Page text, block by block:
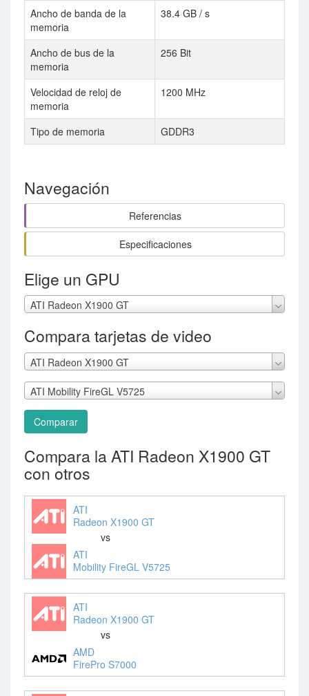
Ancho de banda de la
memoria
38.4 GB / s
Ancho de bus de la
memoria
256 Bit
Velocidad de reloj de
memoria
1200 MHz
Tipo de memoria GDDR3
Navegación
Referencias
Especificaciones
Elige un GPU
ATI Radeon X1900 GT
Compara tarjetas de video
ATI Radeon X1900 GT
ATI Mobility FireGL V5725
Comparar
Compara la ATI Radeon X1900 GT
con otros
ATI
Radeon X1900 GT
vs
ATI
Mobility FireGL V5725
ATI
Radeon X1900 GT
vs
AMD
FirePro S7000